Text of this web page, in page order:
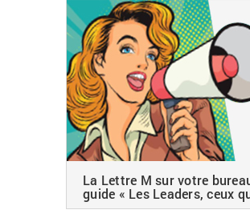
La Lettre M sur votre
guide « Les Leaders, ceux